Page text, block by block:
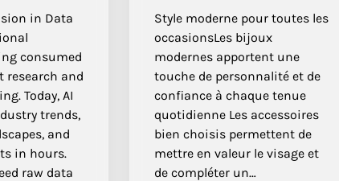
in Data
consumed
research and
Today, AI
trends,
and
in hours.
raw data
Style moderne pour toutes les
occasionsLes bijoux
modernes apportent une
touche de personnalité et de
confiance à chaque tenue
quotidienne Les accessoires
bien choisis permettent de
mettre en valeur le visage et
de compléter un…